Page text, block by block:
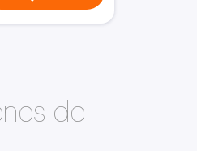
de